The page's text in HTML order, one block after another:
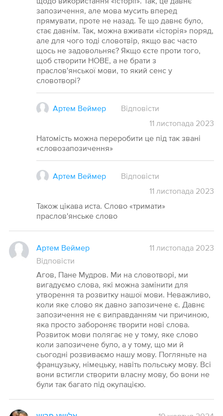
запозичення, але мова мусить вперед
прямувати, проте не назад. Те що давнє було,
стає давнім. Так, можна вживати «історія» поряд,
але для чого тоді словотвір, якщо вас часто
щось не задовольняє? Якщо єсте проти того,
щоб створити НОВЕ, а не брати з
праслов'янської мови, то який сенс у
словотворі?
Артем Веймер
Відповісти
11 листопада 2023
Натомість можна переробити це під так звані
«словозапозичення»
Артем Веймер
Відповісти
11 листопада 2023
Також цікава иста. Слово «тримати»
праслов'янське слово
Артем Веймер
11 листопада 2023
Відповісти
Агов, Пане Мудров. Ми на словотворі, ми
вигадуємо слова, які можна замінити для
утворення та розвитку нашої мови. Неважливо,
коли яке слово як давно запозичене є. Давнє
запозичення не є виправданням чи причиною,
яка просто забороняє творити нові слова.
Розвиток мови полягає не у тому, яке слово
коли запозичене було, а у тому, що ми й
сьогодні розвиваємо нашу мову. Погляньте на
французьку, німецьку, навіть польську мову. Всі
вони встигли створити власну мову, бо вони не
були так багато під окупацією.